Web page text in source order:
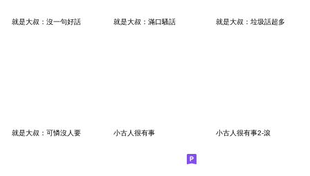
就是大叔：沒一句好話 就是大叔：滿口騷話 就是大叔：垃圾話超多
就是大叔：可憐沒人要 小古人很有事 小古人很有事2-滾